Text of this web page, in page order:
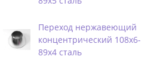
Переход нержавеющий
концентрический 108х6-
89х4 сталь